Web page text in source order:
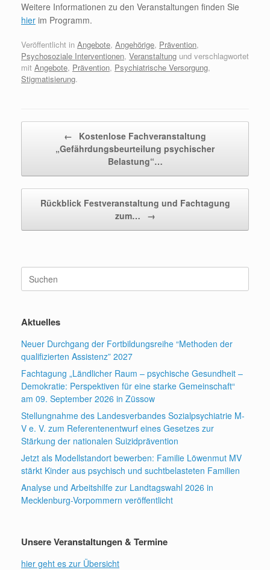
Weitere Informationen zu den Veranstaltungen finden Sie
hier im Programm.
Veröffentlicht in Angebote, Angehörige, Prävention,
Psychosoziale Interventionen, Veranstaltung und verschlagwortet
mit Angebote, Prävention, Psychiatrische Versorgung,
Stigmatisierung.
←
Kostenlose Fachveranstaltung
„Gefährdungsbeurteilung psychischer
Belastung“…
Rückblick Festveranstaltung und Fachtagung
zum…
→
Suchen
nach:
Aktuelles
Neuer Durchgang der Fortbildungsreihe “Methoden der
qualifizierten Assistenz” 2027
Fachtagung „Ländlicher Raum – psychische Gesundheit –
Demokratie: Perspektiven für eine starke Gemeinschaft“
am 09. September 2026 in Züssow
Stellungnahme des Landesverbandes Sozialpsychiatrie M-
V e. V. zum Referentenentwurf eines Gesetzes zur
Stärkung der nationalen Suizidprävention
Jetzt als Modellstandort bewerben: Familie Löwenmut MV
stärkt Kinder aus psychisch und suchtbelasteten Familien
Analyse und Arbeitshilfe zur Landtagswahl 2026 in
Mecklenburg-Vorpommern veröffentlicht
Unsere Veranstaltungen & Termine
hier geht es zur Übersicht